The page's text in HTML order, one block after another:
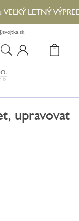
LETNÝ
upravovat